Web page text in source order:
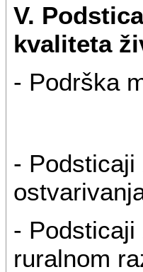
V.
kvaliteta
- Podrška
- Podsticaji
-
ruralnom